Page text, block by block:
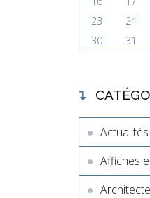
23
24
30
31
Actualités
Affiches